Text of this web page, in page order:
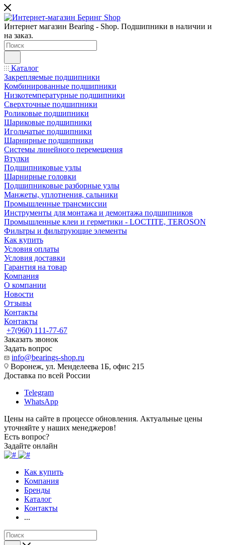
Интернет магазин Bearing - Shop. Подшипники в наличии и
на заказ.
Каталог
Закрепляемые подшипники
Комбинированные подшипники
Низкотемпературные подшипники
Сверхточные подшипники
Роликовые подшипники
Шариковые подшипники
Игольчатые подшипники
Шарнирные подшипники
Системы линейного перемещения
Втулки
Подшипниковые узлы
Шарнирные головки
Подшипниковые разборные узлы
Манжеты, уплотнения, сальники
Промышленные трансмиссии
Инструменты для монтажа и демонтажа подшипников
Промышленные клеи и герметики - LOCTITE, TEROSON
Фильтры и фильтрующие элементы
Как купить
Условия оплаты
Условия доставки
Гарантия на товар
Компания
О компании
Новости
Отзывы
Контакты
Контакты
+7(960) 111-77-67
Заказать звонок
Задать вопрос
info@bearings-shop.ru
Воронеж, ул. Менделеева 1Б, офис 215
Доставка по всей России
Telegram
WhatsApp
Цены на сайте в процессе обновления. Актуальные цены
уточняйте у наших менеджеров!
Есть вопрос?
Задайте онлайн
Как купить
Компания
Бренды
Каталог
Контакты
...